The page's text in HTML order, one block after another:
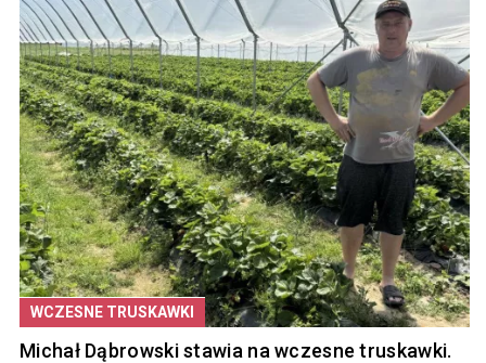
WCZESNE TRUSKAWKI
Michał Dąbrowski stawia na wczesne truskawki.